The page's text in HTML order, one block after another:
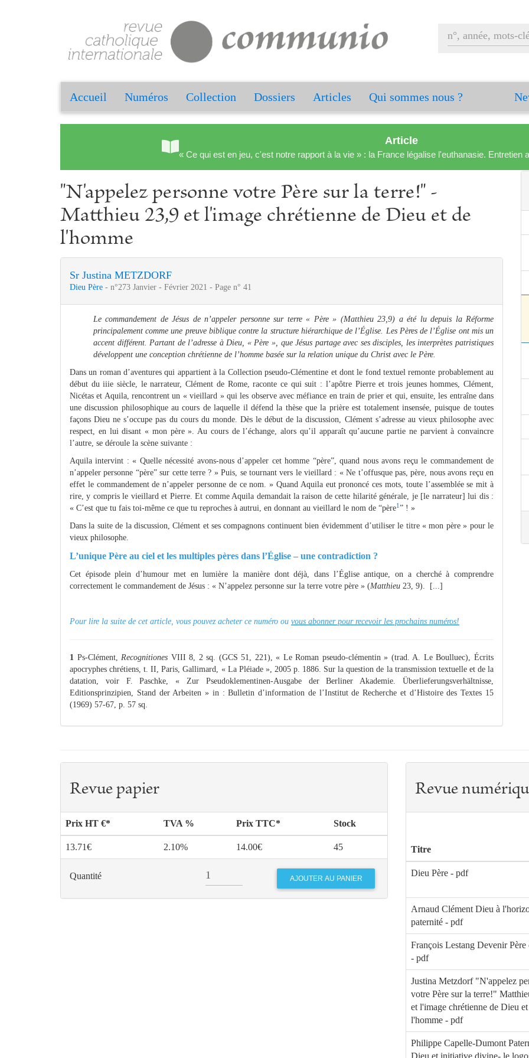
Accueil Numéros Collection Dossiers Articles Qui sommes nous ?
Article
« Ce qui est en jeu, c'est notre rapport à la vie » : la France légalise l'euthanasie. Entretien
"N'appelez personne votre Père sur la terre!" -
Matthieu 23,9 et l'image chrétienne de Dieu et de
l'homme
Sr Justina METZDORF
Dieu Père - n°273 Janvier - Février 2021 - Page n° 41
Le commandement de Jésus de n’appeler personne sur terre « Père » (Matthieu 23,9) a été lu depuis la Réforme
principalement comme une preuve biblique contre la structure hiérarchique de l’Église. Les Pères de l’Église ont mis un
accent différent. Partant de l’adresse à Dieu, « Père », que Jésus partage avec ses disciples, les interprètes patristiques
développent une conception chrétienne de l’homme basée sur la relation unique du Christ avec le Père.
Dans un roman d’aventures qui appartient à la Collection pseudo-Clémentine et dont le fond textuel remonte probablement au
début du iiie siècle, le narrateur, Clément de Rome, raconte ce qui suit : l’apôtre Pierre et trois jeunes hommes, Clément,
Nicétas et Aquila, rencontrent un « vieillard » qui les observe avec méfiance en train de prier et qui, ensuite, les entraîne dans
une discussion philosophique au cours de laquelle il défend la thèse que la prière est totalement insensée, puisque de toutes
façons Dieu ne s’occupe pas du cours du monde. Dès le début de la discussion, Clément s’adresse au vieux philosophe avec
respect, en lui disant « mon père ». Au cours de l’échange, alors qu’il apparaît qu’aucune partie ne parvient à convaincre
l’autre, se déroule la scène suivante :
Aquila intervint : « Quelle nécessité avons-nous d’appeler cet homme “père”, quand nous avons reçu le commandement de
n’appeler personne “père” sur cette terre ? » Puis, se tournant vers le vieillard : « Ne t’offusque pas, père, nous avons reçu en
effet le commandement de n’appeler personne de ce nom. » Quand Aquila eut prononcé ces mots, toute l’assemblée se mit à
rire, y compris le vieillard et Pierre. Et comme Aquila demandait la raison de cette hilarité générale, je [le narrateur] lui dis :
« C’est que tu fais toi-même ce que tu reproches à autrui, en donnant au vieillard le nom de “père1 ” ! »
Dans la suite de la discussion, Clément et ses compagnons continuent bien évidemment d’utiliser le titre « mon père » pour le
vieux philosophe.
L’unique Père au ciel et les multiples pères dans l’Église – une contradiction ?
Cet épisode plein d’humour met en lumière la manière dont déjà, dans l’Église antique, on a cherché à comprendre
correctement le commandement de Jésus : « N’appelez personne sur la terre votre père » (Matthieu 23, 9). [...]
Pour lire la suite de cet article, vous pouvez acheter ce numéro ou vous abonner pour recevoir les prochains numéros!
1 Ps-Clément,Recognitiones VIII 8, 2 sq. (GCS 51, 221), « Le Roman pseudo-clémentin » (trad. A. Le Boulluec), Écrits
apocryphes chrétiens, t. II, Paris, Gallimard, « La Pléiade », 2005 p. 1886. Sur la question de la transmission textuelle et de la
datation, voir F. Paschke, « Zur Pseudoklementinen-Ausgabe der Berliner Akademie. Überlieferungsverhältnisse,
Editionsprinzipien, Stand der Arbeiten » in : Bulletin d’information de l’Institut de Recherche et d’Histoire des Textes 15
(1969) 57-67, p. 57 sq.
Revue papier
Prix HT €* TVA % Prix TTC* Stock
13.71€ 2.10% 14.00€ 45
Quantité
Revue
Titre
Dieu Père - pdf
Arnaud Clément Dieu à
paternité - pdf
François Lestang Devenir Père
- pdf
Justina Metzdorf "N'appelez
votre Père sur la terre!"
et l'image chrétienne de Dieu
l'homme - pdf
Philippe Capelle-Dumont